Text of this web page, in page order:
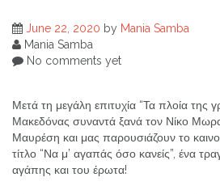
June 22, 2020 by Mania Samba
Mania Samba
No comments yet
Μετά τη μεγάλη επιτυχία “Τα πλοία της
Μακεδόνας συναντά ξανά τον Νίκο
Μαυρέση και μας παρουσιάζουν το
τίτλο “Να μ’ αγαπάς όσο κανείς”, ένα
αγάπης και του έρωτα!